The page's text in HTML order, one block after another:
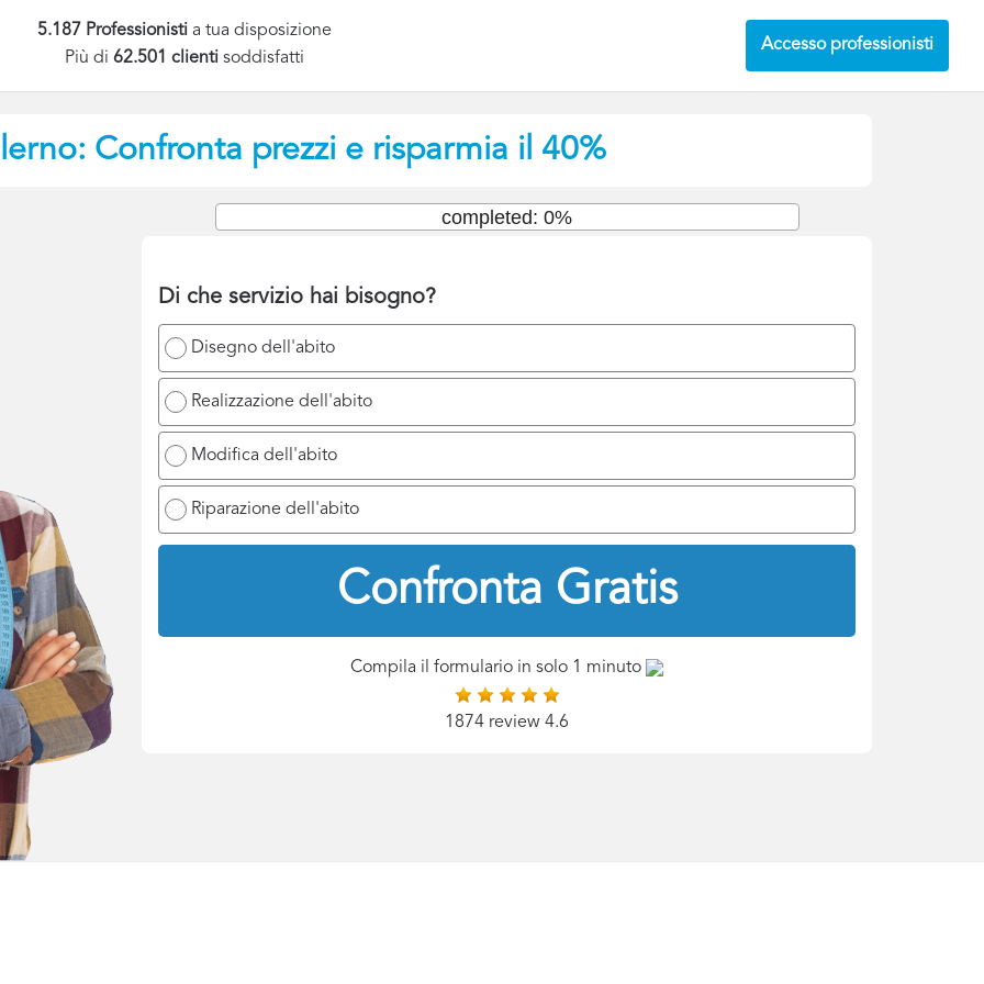
5.187 Professionisti a tua disposizione
Più di62.501 clientisoddisfatti
Accesso professionisti
Confronta prezzi e risparmia il 40%
Di che servizio hai bisogno?
Disegno dell'abito
Realizzazione dell'abito
Modifica dell'abito
Riparazione dell'abito
Confronta Gratis
completed: 0%
Compila il formulario in solo 1 minuto
1874 review 4.6